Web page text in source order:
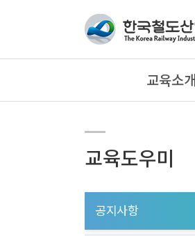
교육소개
교육도우미
공지사항